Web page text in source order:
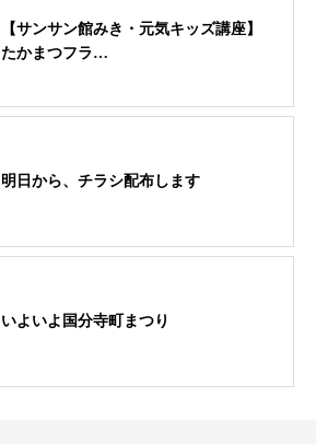
【サンサン館みき・元気キッズ講座】
たかまつフラ…
明日から、チラシ配布します
いよいよ国分寺町まつり